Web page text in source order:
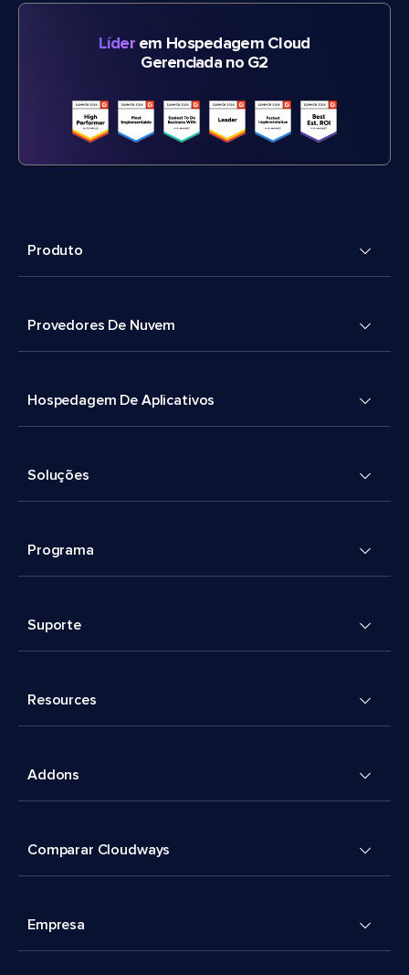
Líderem Hospedagem Cloud
Gerenciada no G2
Produto
Provedores De Nuvem
Hospedagem De Aplicativos
Soluções
Programa
Suporte
Resources
Addons
Comparar Cloudways
Empresa